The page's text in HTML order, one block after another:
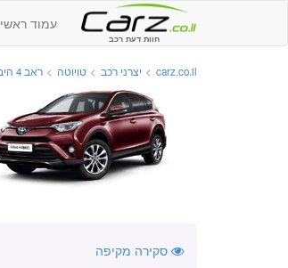
חוות דעת רכב
עמוד ראשי
carz.co.il
> יצרני רכב > טויוטה > ראב 4 היברידי
סקירה מקיפה